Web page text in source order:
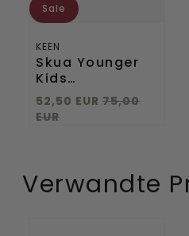
Sale
KEEN
Skua Younger
Kids
Wanderschuhe
Beaujolais/Peach
Fuzz
52,50 EUR 75,00
EUR
Verwandte